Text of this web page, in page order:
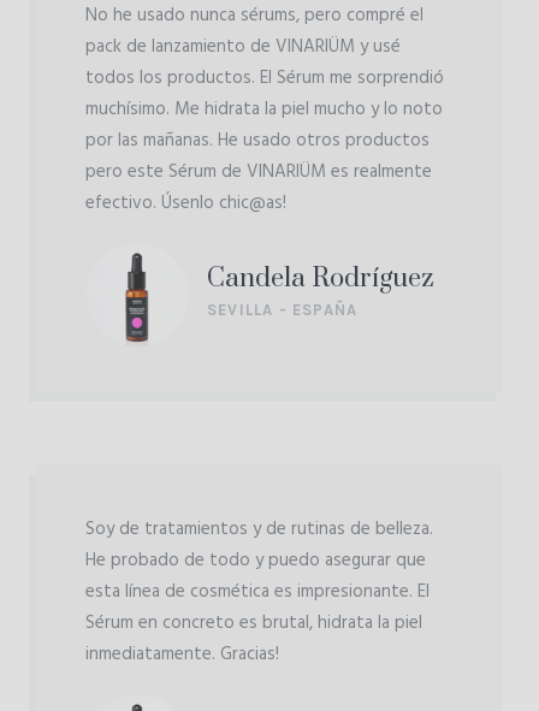
No he usado nunca sérums, pero compré el
pack de lanzamiento de VINARIÜM y usé
todos los productos. El Sérum me sorprendió
muchísimo. Me hidrata la piel mucho y lo noto
por las mañanas. He usado otros productos
pero este Sérum de VINARIÜM es realmente
efectivo. Úsenlo chic@as!
Candela Rodríguez
SEVILLA - ESPAÑA
Soy de tratamientos y de rutinas de belleza.
He probado de todo y puedo asegurar que
esta línea de cosmética es impresionante. El
Sérum en concreto es brutal, hidrata la piel
inmediatamente. Gracias!